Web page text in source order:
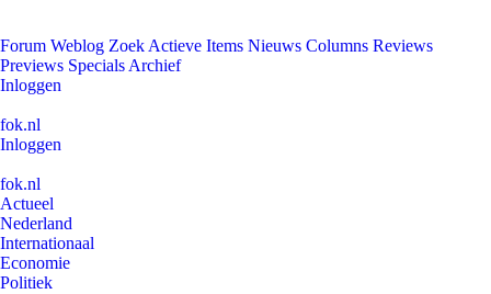
Forum Weblog Zoek Actieve Items Nieuws Columns Reviews
Previews Specials Archief
Inloggen
fok.nl
Inloggen
fok.nl
Actueel
Nederland
Internationaal
Economie
Politiek